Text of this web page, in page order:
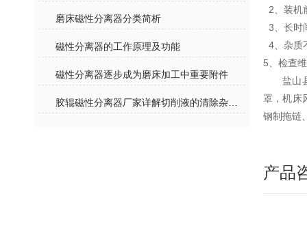
磨床磁性分离器分类简析
磁性分离器的工作原理及功能
磁性分离器逐步成为磨床加工中重要附件
2、装机
3、长时
4、杂质
5、检查
盐山
罩，机床
钢制拖链
产品